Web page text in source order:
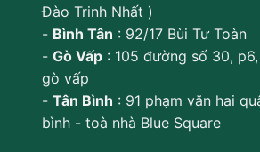
Đào Trinh Nhất )
- Bình Tân : 92/17 Bùi Tư Toàn
- Gò Vấp : 105 đường số 30,
gò vấp
- Tân Bình : 91 phạm văn hai
bình - toà nhà Blue Square